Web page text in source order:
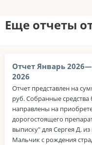
Еще отчеты
Отчет Январь
2026
Отчет представлен на
руб. Собранные
направлены на
дорогостоящего
выписку" для Сергея Д. из
Мальчик с рождения